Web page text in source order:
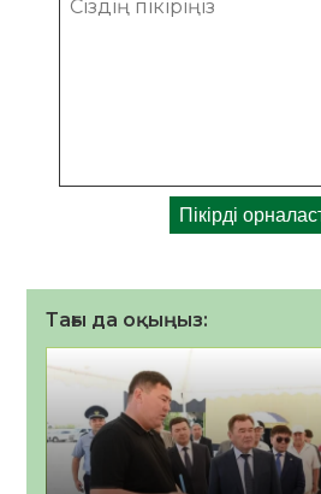
Тағы да оқыңыз: